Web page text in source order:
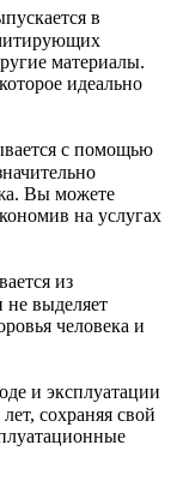
в
материалы.
идеально
с помощью
Вы можете
на услугах
из
не выделяет
человека и
и эксплуатации
сохраняя свой